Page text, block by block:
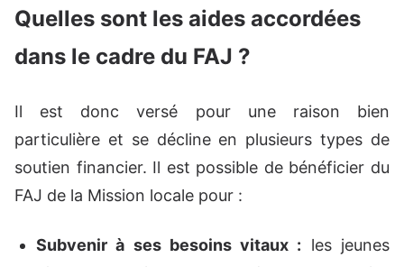
Quelles sont les aides accordées
dans le cadre du FAJ ?
Il est donc versé pour une raison bien
particulière et se décline en plusieurs types de
soutien financier. Il est possible de bénéficier du
FAJ de la Mission locale pour :
Subvenir à ses besoins vitaux : les jeunes